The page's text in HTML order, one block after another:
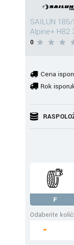
SAILUN
Alpine+ H82
0
Cena
Rok
F
Odaberite
-